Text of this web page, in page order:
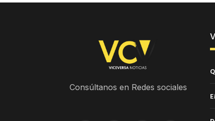
Consúltanos en Redes sociales